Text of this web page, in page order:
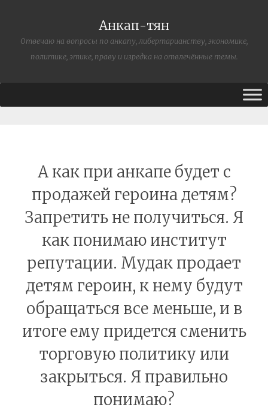
Анкап-тян
Отвечаю на вопросы по анкапу, либертарианству, экономике,
политике, этике, праву и изредка на отвлечённые темы.
А как при анкапе будет с
продажей героина детям?
Запретить не получиться. Я
как понимаю институт
репутации. Мудак продает
детям героин, к нему будут
обращаться все меньше, и в
итоге ему придется сменить
торговую политику или
закрыться. Я правильно
понимаю?